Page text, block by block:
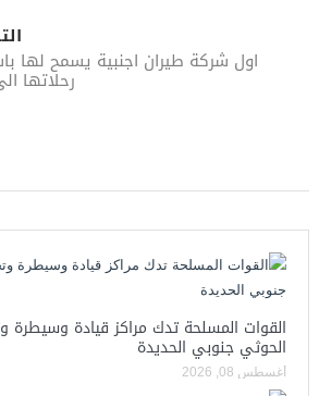
اول شركة طيران اجنبية يسمح لها
رحلاتها
القوات المسلحة تدك مراكز قيادة وسيطرة
الحوثي جنوبي الحديدة
أغسطس 08, 2026